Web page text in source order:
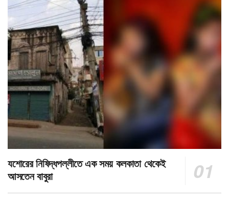
যশোরের নিষিদ্ধপল্লীতে এক সময় কলকাতা থেকেই
আসতেন বাবুরা